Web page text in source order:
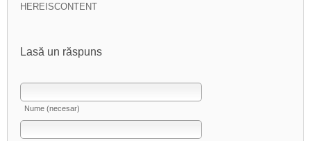
HEREISCONTENT
Lasă un răspuns
Nume (necesar)